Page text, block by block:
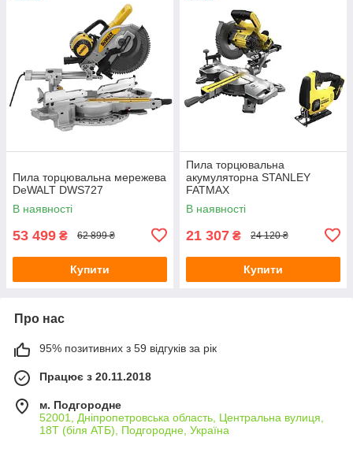
Пила торцювальна мережева
DeWALT DWS727
В наявності
53 499 ₴ 62 899 ₴
Купити
Пила торцювальна
акумуляторна STANLEY
FATMAX
SFMCS701M1+SFMCS600B
В наявності
21 307 ₴ 24 120 ₴
Купити
Про нас
95% позитивних з 59 відгуків за рік
Працює з 20.11.2018
м. Подгородне
52001, Дніпропетровська область, Центральна вулиця,
18Т (біля АТБ), Подгородне, Україна